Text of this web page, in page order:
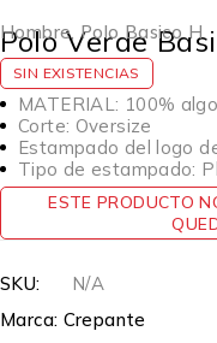
Hombre, Polo Basico H
Polo Verde
SIN EXISTENCIAS
MATERIAL: 100%
Corte: Oversize
Estampado del logo
Tipo de estampado:
ESTE PRODUCTO
SKU:
N/A
Marca: Crepante